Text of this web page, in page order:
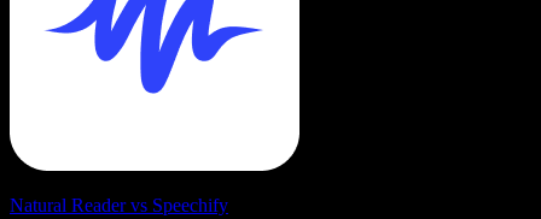
Natural Reader vs Speechify